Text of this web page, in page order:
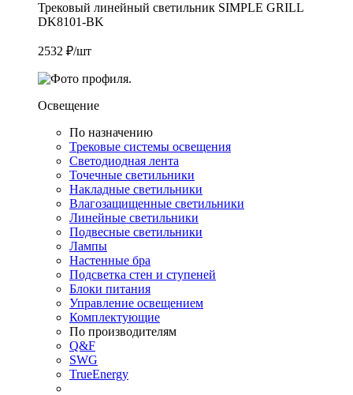
Трековый линейный светильник SIMPLE GRILL
DK8101-BK
2532 ₽/шт
Освещение
По назначению
Трековые системы освещения
Светодиодная лента
Точечные светильники
Накладные светильники
Влагозащищенные светильники
Линейные светильники
Подвесные светильники
Лампы
Настенные бра
Подсветка стен и ступеней
Блоки питания
Управление освещением
Комплектующие
По производителям
Q&F
SWG
TrueEnergy